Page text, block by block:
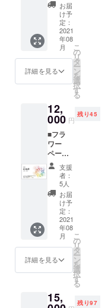
介され
る。
2022年から
王妃信子殿
下を名誉総
裁にお迎え
し、行幸通
り （東
京・丸の
内）でアジ
ア圏最大級
「TOKYOFL
CARPET」
ス。また
ティ
フィ
シャル
フラ
ワーで
絵を描
く、
テーブ
ルイン
フィオ
「花の
箱庭」
の制作
キット
をお送
りしま
す。ク
ラウド
ファン
ディン
グオリ
ジナル
デザイ
ンで
す。
お届
け予
定：
2021
年08
月
詳細を見る
こ
の
リ
タ
ー
ン
を
選
択
す
る
12,
000 円
残り45
■フラ
ワー
ペー
パー名
刺（片
面カ
ラー/10
0枚）
東京イ
ンフィ
オラー
タ2021
で使用
した
カー
ネー
の花と
茎の再
支援
者：
5人
お届
け予
定：
2021
年08
月
詳細を見る
こ
の
リ
タ
ー
ン
を
選
択
す
る
15, 残り97